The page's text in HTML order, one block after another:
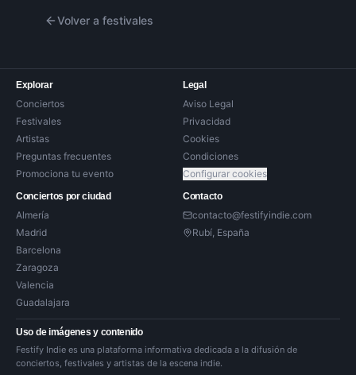
Volver a festivales
Explorar
Conciertos
Festivales
Artistas
Preguntas frecuentes
Promociona tu evento
Legal
Aviso Legal
Privacidad
Cookies
Condiciones
Configurar cookies
Conciertos por ciudad
Almería
Madrid
Barcelona
Zaragoza
Valencia
Guadalajara
Contacto
contacto@festifyindie.com
Rubí, España
Uso de imágenes y contenido
Festify Indie es una plataforma informativa dedicada a la difusión de
conciertos, festivales y artistas de la escena indie.